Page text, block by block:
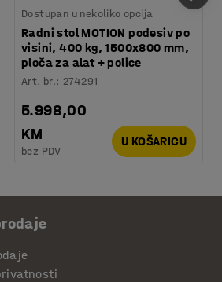
Dostupan u nekoliko opcija
Radni stol MOTION podesiv po
visini, 400 kg, 1500x800 mm,
ploča za alat + police
Art. br.: 274291
5.998,00
KM
bez PDV
U KOŠARICU